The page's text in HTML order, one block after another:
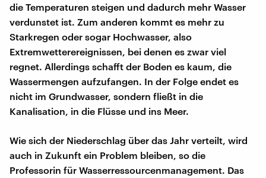
die Temperaturen steigen und dadurch mehr Wasser
verdunstet ist. Zum anderen kommt es mehr zu
Starkregen oder sogar Hochwasser, also
Extremwetterereignissen, bei denen es zwar viel
regnet. Allerdings schafft der Boden es kaum, die
Wassermengen aufzufangen. In der Folge endet es
nicht im Grundwasser, sondern fließt in die
Kanalisation, in die Flüsse und ins Meer.
Wie sich der Niederschlag über das Jahr verteilt, wird
auch in Zukunft ein Problem bleiben, so die
Professorin für Wasserressourcenmanagement. Das